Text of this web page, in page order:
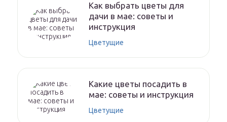
Как выбрать цветы для
дачи в мае: советы и
инструкция
Цветущие
Какие цветы посадить в
мае: советы и инструкция
Цветущие